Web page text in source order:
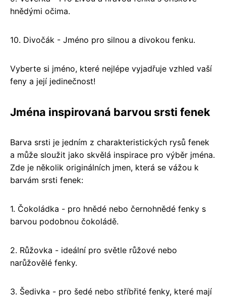
hnědými očima.
10. Divočák - Jméno pro silnou a divokou fenku.
Vyberte si jméno, které nejlépe vyjadřuje vzhled vaší
feny a její jedinečnost!
Jména inspirovaná barvou srsti fenek
Barva srsti je jedním z charakteristických rysů fenek
a může sloužit jako skvělá inspirace pro výběr jména.
Zde je několik originálních jmen, která se vážou k
barvám srsti fenek:
1. Čokoládka - pro hnědé nebo černohnědé fenky s
barvou podobnou čokoládě.
2. Růžovka - ideální pro světle růžové nebo
narůžovělé fenky.
3. Šedivka - pro šedé nebo stříbřité fenky, které mají